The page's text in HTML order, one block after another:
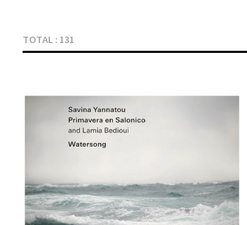
TOTAL : 131